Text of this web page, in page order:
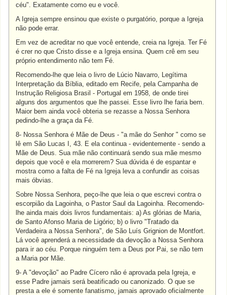
céu". Exatamente como eu e você.
A Igreja sempre ensinou que existe o purgatório, porque a Igreja
não pode errar.
Em vez de acreditar no que você entende, creia na Igreja. Ter Fé
é crer no que Cristo disse e a Igreja ensina. Quem crê em seu
próprio entendimento não tem Fé.
Recomendo-lhe que leia o livro de Lúcio Navarro, Legítima
Interpretação da Bíblia, editado em Recife, pela Campanha de
Instrução Religiosa Brasil - Portugal em 1958, de onde tirei
alguns dos argumentos que lhe passei. Esse livro lhe faria bem.
Maior bem ainda você obteria se rezasse a Nossa Senhora
pedindo-lhe a graça da Fé.
8- Nossa Senhora é Mãe de Deus - "a mãe do Senhor " como se
lê em São Lucas I, 43. E ela continua - evidentemente - sendo a
Mãe de Deus. Sua mãe não continuará sendo sua mãe mesmo
depois que você e ela morrerem? Sua dúvida é de espantar e
mostra como a falta de Fé na Igreja leva a confundir as coisas
mais óbvias.
Sobre Nossa Senhora, peço-lhe que leia o que escrevi contra o
escorpião da Lagoinha, o Pastor Saul da Lagoinha. Recomendo-
lhe ainda mais dois livros fundamentais: a) As glórias de Maria,
de Santo Afonso Maria de Ligório; b) o livro "Tratado da
Verdadeira a Nossa Senhora", de São Luís Grignion de Montfort.
Lá você aprenderá a necessidade da devoção a Nossa Senhora
para ir ao céu. Porque ninguém tem a Deus por Pai, se não tem
a Maria por Mãe.
9- A "devoção" ao Padre Cícero não é aprovada pela Igreja, e
esse Padre jamais será beatificado ou canonizado. O que se
presta a ele é somente fanatismo, jamais aprovado oficialmente